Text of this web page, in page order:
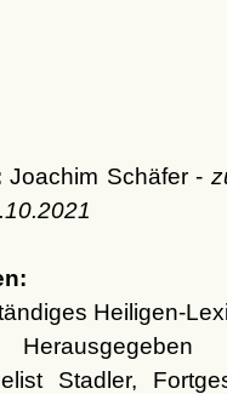
Joachim Schäfer -
Heiligen-
Stadler,